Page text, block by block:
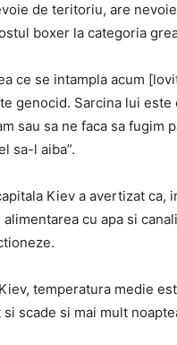
de teritoriu, are
boxer la categoria
ce se intampla acum
genocid. Sarcina lui este
sau sa ne faca sa fugim
sa-l aiba”.
Kiev a avertizat ca,
cu apa si
temperatura medie
scade si mai mult